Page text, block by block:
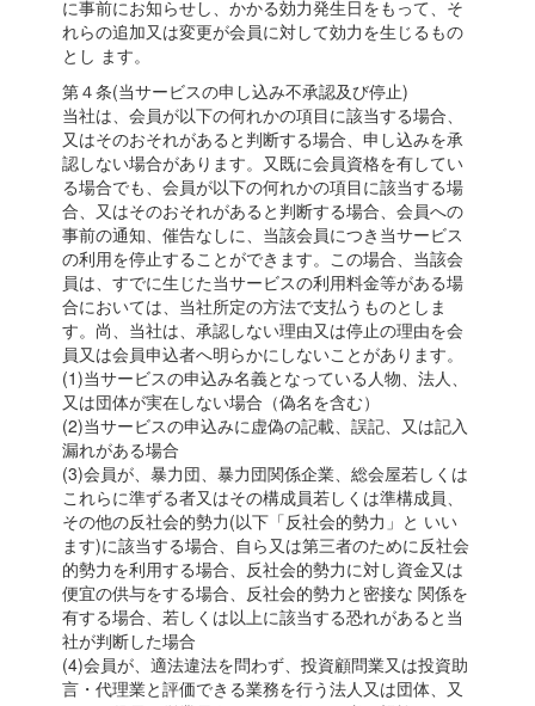
に事前にお知らせし、かかる効力発生日をもって、そ
れらの追加又は変更が会員に対して効力を生じるもの
とし ます。
第４条(当サービスの申し込み不承認及び停止)
当社は、会員が以下の何れかの項目に該当する場合、
又はそのおそれがあると判断する場合、申し込みを承
認しない場合があります。又既に会員資格を有してい
る場合でも、会員が以下の何れかの項目に該当する場
合、又はそのおそれがあると判断する場合、会員への
事前の通知、催告なしに、当該会員につき当サービス
の利用を停止することができます。この場合、当該会
員は、すでに生じた当サービスの利用料金等がある場
合においては、当社所定の方法で支払うものとしま
す。尚、当社は、承認しない理由又は停止の理由を会
員又は会員申込者へ明らかにしないことがあります。
(1)当サービスの申込み名義となっている人物、法人、
又は団体が実在しない場合（偽名を含む）
(2)当サービスの申込みに虚偽の記載、誤記、又は記入
漏れがある場合
(3)会員が、暴力団、暴力団関係企業、総会屋若しくは
これらに準ずる者又はその構成員若しくは準構成員、
その他の反社会的勢力(以下「反社会的勢力」と いい
ます)に該当する場合、自ら又は第三者のために反社会
的勢力を利用する場合、反社会的勢力に対し資金又は
便宜の供与をする場合、反社会的勢力と密接な 関係を
有する場合、若しくは以上に該当する恐れがあると当
社が判断した場合
(4)会員が、適法違法を問わず、投資顧問業又は投資助
言・代理業と評価できる業務を行う法人又は団体、又